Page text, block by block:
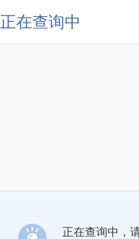
正在查询中
正在查询中，